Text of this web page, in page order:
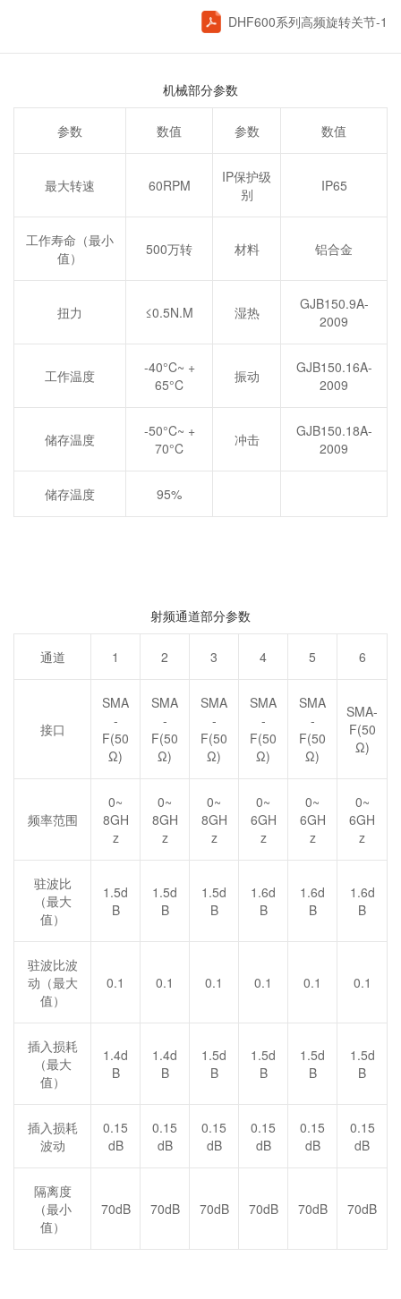
DHF600系列高频旋转关节-1
机械部分参数
参数 数值 参数 数值
最大转速 60RPM
IP保护级
别
IP65
工作寿命（最小
值）
500万转 材料 铝合金
扭力 ≤0.5N.M 湿热
GJB150.9A-
2009
工作温度
-40°C~ +
65°C
振动
GJB150.16A-
2009
储存温度
-50°C~ +
70°C
冲击
GJB150.18A-
2009
储存温度 95%
射频通道部分参数
通道 1 2 3 4 5 6
接口
SMA
-
F(50
Ω)
SMA
-
F(50
Ω)
SMA
-
F(50
Ω)
SMA
-
F(50
Ω)
SMA
-
F(50
Ω)
SMA-
F(50
Ω)
频率范围
0~
8GH
z
0~
8GH
z
0~
8GH
z
0~
6GH
z
0~
6GH
z
0~
6GH
z
驻波比
（最大
值）
1.5d
B
1.5d
B
1.5d
B
1.6d
B
1.6d
B
1.6d
B
驻波比波
动（最大
值）
0.1 0.1 0.1 0.1 0.1 0.1
插入损耗
（最大
值）
1.4d
B
1.4d
B
1.5d
B
1.5d
B
1.5d
B
1.5d
B
插入损耗
波动
0.15
dB
0.15
dB
0.15
dB
0.15
dB
0.15
dB
0.15
dB
隔离度
（最小
值）
70dB 70dB 70dB 70dB 70dB 70dB